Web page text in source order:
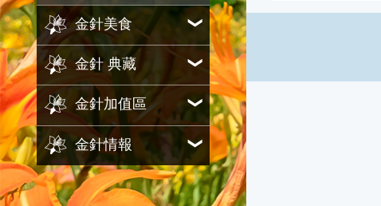
金針美食
金針 典藏
金針加值區
金針情報